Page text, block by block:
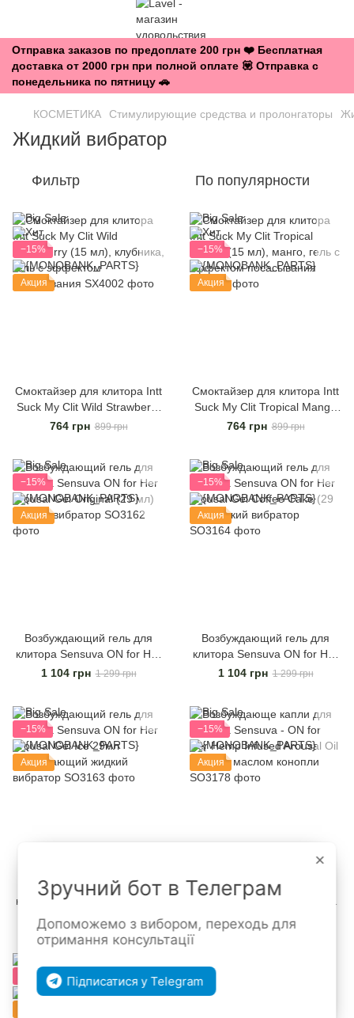
Отправка заказов по предоплате 200 грн ❤️ Бесплатная
доставка от 2000 грн при полной оплате 💟 Отправка с
понедельника по пятницу 🚗
КОСМЕТИКА Стимулирующие средства и пролонгаторы
Жидкий вибратор
Фильтр По популярности
−15%
Акция
Смоктайзер для клитора Intt
Suck My Clit Wild Strawberry
(15 мл), клубника, гель с
764 грн 899 грн
−15%
Акция
Смоктайзер для клитора Intt
Suck My Clit Tropical Mango
(15 мл), манго, гель с
764 грн 899 грн
−15%
Акция
Возбуждающий гель для
клитора Sensuva ON for Her
Arousal Gel Original (29 мл)
1 104 грн 1 299 грн
−15%
Акция
Возбуждающий гель для
клитора Sensuva ON for Her
Arousal Gel Coffee Cake (29
1 104 грн 1 299 грн
−15%
Акция
Возбуждающий гель для
клитора Sensuva ON for Her
Arousal Gel Ice 29мл
охлаждающий жидкий
вибратор
1 104 грн 1 299 грн
−15%
Акция
Возбуждающе капли для
клитора Sensuva - ON for
(5 мл) с маслом конопли
1 011 грн 1 189 грн
−15%
Зручний бот в Телеграм
Допоможемо з вибором, переходь для
отримання консультації
Підписатися у Telegram
×